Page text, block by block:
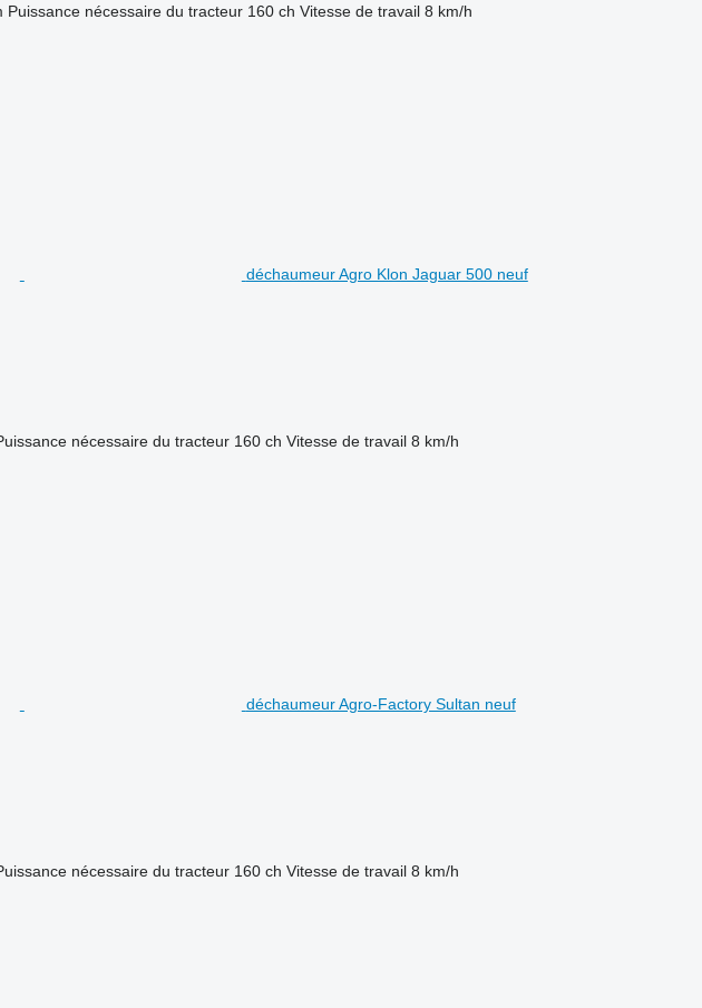
Puissance nécessaire du tracteur 160 ch Vitesse de travail 8 km/h
déchaumeur Agro Klon Jaguar 500 neuf
nécessaire du tracteur 160 ch Vitesse de travail 8 km/h
déchaumeur Agro-Factory Sultan neuf
nécessaire du tracteur 160 ch Vitesse de travail 8 km/h